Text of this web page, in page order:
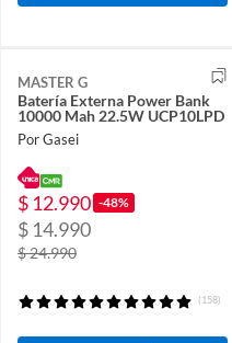
MASTER G
Batería Externa Power Bank
10000 Mah 22.5W UCP10LPD
Por Gasei
$ 12.990 -48%
$ 14.990
$ 24.990
(158)